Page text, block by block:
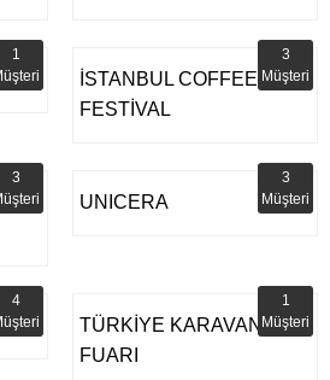
1
İSTANBUL COFFEE
FESTİVAL
3
Müşteri
3
UNICERA
3
Müşteri
4
TÜRKİYE KARAVAN
FUARI
1
Müşteri